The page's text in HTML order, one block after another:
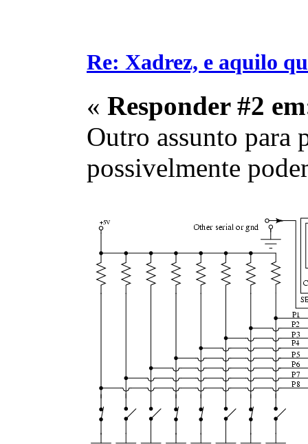
Re: Xadrez, e aquilo
« Responder #2
Outro assunto para
possivelmente